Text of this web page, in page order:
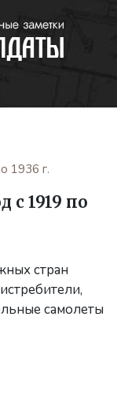
1936 г.
с 1919 по
стран
самолеты